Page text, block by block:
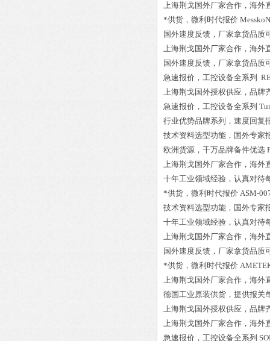
上海荆戈国外厂家合作，海外
*供货，微利时代报价
国外速度反馈，厂家拿货品质
上海荆戈国外厂家合作，海外
国外速度反馈，厂家拿货品质
急速报价，工控设备全系列
上海荆戈国外授权供应，品牌
急速报价，工控设备全系列
行业优势品牌系列，速度回复
技术资料选型功能，国外专家
欧洲货源，千万品牌备件优选
上海荆戈国外厂家合作，海外
十年工业领域经验，认真对待
*供货，微利时代报价 ASM-
技术资料选型功能，国外专家
十年工业领域经验，认真对待
上海荆戈国外厂家合作，海外
国外速度反馈，厂家拿货品质
*供货，微利时代报价
上海荆戈国外厂家合作，海外
德国工业原装供货，提供报关
上海荆戈国外授权供应，品牌
上海荆戈国外厂家合作，海外
急速报价，工控设备全系列